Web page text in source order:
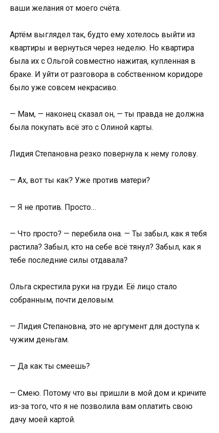
ваши желания от моего счёта.
Артём выглядел так, будто ему хотелось выйти из
квартиры и вернуться через неделю. Но квартира
была их с Ольгой совместно нажитая, купленная в
браке. И уйти от разговора в собственном коридоре
было уже совсем некрасиво.
— Мам, — наконец сказал он, — ты правда не должна
была покупать всё это с Олиной карты.
Лидия Степановна резко повернула к нему голову.
— Ах, вот ты как? Уже против матери?
— Я не против. Просто…
— Что просто? — перебила она. — Ты забыл, как я тебя
растила? Забыл, кто на себе всё тянул? Забыл, как я
тебе последние силы отдавала?
Ольга скрестила руки на груди. Её лицо стало
собранным, почти деловым.
— Лидия Степановна, это не аргумент для доступа к
чужим деньгам.
— Да как ты смеешь?
— Смею. Потому что вы пришли в мой дом и кричите
из-за того, что я не позволила вам оплатить свою
дачу моей картой.